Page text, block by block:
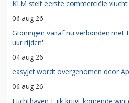
KLM stelt eerste commerciële
06 aug 26
Groningen vanaf nu verbonden met
uur rijden'
04 aug 26
easyJet wordt overgenomen door
06 aug 26
Luchthaven Luik krijgt komende